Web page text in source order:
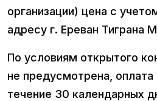
организации) цена с
адресу г. Ереван Тиграна
По условиям открытого
не предусмотрена, оплата
течение 30 календарных